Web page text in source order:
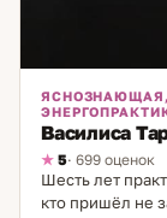
ЯСНОЗНАЮЩАЯ,
Василиса
5· 699 оценок
Шесть лет
кто пришёл не